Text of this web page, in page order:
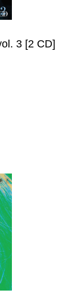
3 [2 CD]